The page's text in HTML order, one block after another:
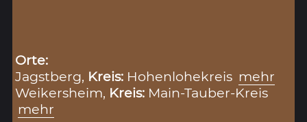
Orte:
Jagstberg, Kreis: Hohenlohekreis mehr
Weikersheim, Kreis: Main-Tauber-Kreis
mehr